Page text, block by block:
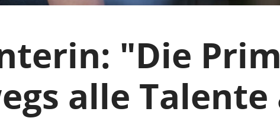
"Die
alle Talente